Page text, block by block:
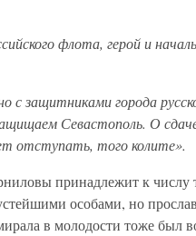
флота, герой и
с защитниками города
Севастополь. О
отступать, того колите».
принадлежит к числу
особами, но
в молодости тоже был